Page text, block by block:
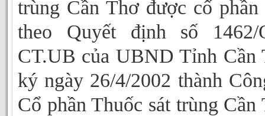
trùng Cần Thơ được cổ phần
theo Quyết định số 1462/
CT.UB của UBND Tỉnh Cần
ký ngày 26/4/2002 thành
Cổ phần Thuốc sát trùng Cần